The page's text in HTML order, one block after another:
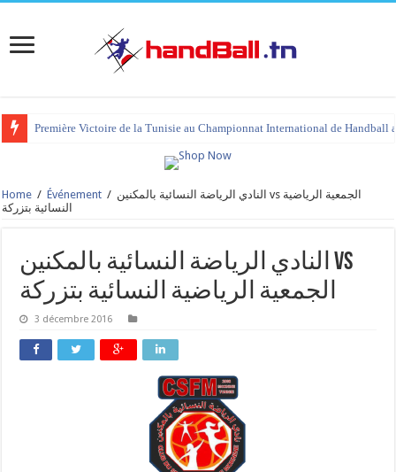
Première Victoire de la Tunisie au Championnat International de Handball
Home / Événement / النادي الرياضة النسائية بالمكنين‎ vs الجمعية الرياضية
النسائية بتزركة
النادي الرياضة النسائية بالمكنين‎ vs
الجمعية الرياضية النسائية بتزركة
3 décembre 2016